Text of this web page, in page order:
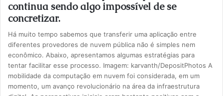
continua sendo algo impossível de se
concretizar.
Há muito tempo sabemos que transferir uma aplicação entre
diferentes provedores de nuvem pública não é simples nem
econômico. Abaixo, apresentamos algumas estratégias para
tentar facilitar esse processo. Imagem: karvanth/DepositPhotos A
mobilidade da computação em nuvem foi considerada, em um
momento, um avanço revolucionário na área da infraestrutura